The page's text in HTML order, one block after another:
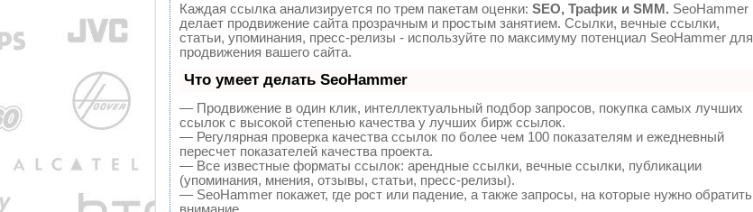
Каждая ссылка анализируется по трем пакетам оценки: SEO, Трафик и SMM. SeoHammer
делает продвижение сайта прозрачным и простым занятием. Ссылки, вечные ссылки,
статьи, упоминания, пресс-релизы - используйте по максимуму потенциал SeoHammer для
продвижения вашего сайта.
Что умеет делать SeoHammer
— Продвижение в один клик, интеллектуальный подбор запросов, покупка самых лучших
ссылок с высокой степенью качества у лучших бирж ссылок.
— Регулярная проверка качества ссылок по более чем 100 показателям и ежедневный
пересчет показателей качества проекта.
— Все известные форматы ссылок: арендные ссылки, вечные ссылки, публикации
(упоминания, мнения, отзывы, статьи, пресс-релизы).
— SeoHammer покажет, где рост или падение, а также запросы, на которые нужно обратить
внимание.